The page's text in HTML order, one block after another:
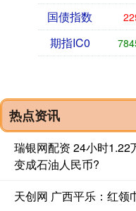
国债指数
期指IC0
热点资讯
瑞银网配资 24小时1.22
变成石油人民币?
天创网 广西平乐：红领